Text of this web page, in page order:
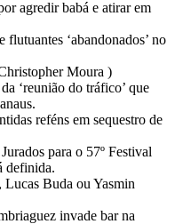
agredir babá e atirar em
‘abandonados’ no
Moura )
‘reunião do tráfico’ que
reféns em sequestro de
para o 57º Festival
definida.
Buda ou Yasmin
invade bar na